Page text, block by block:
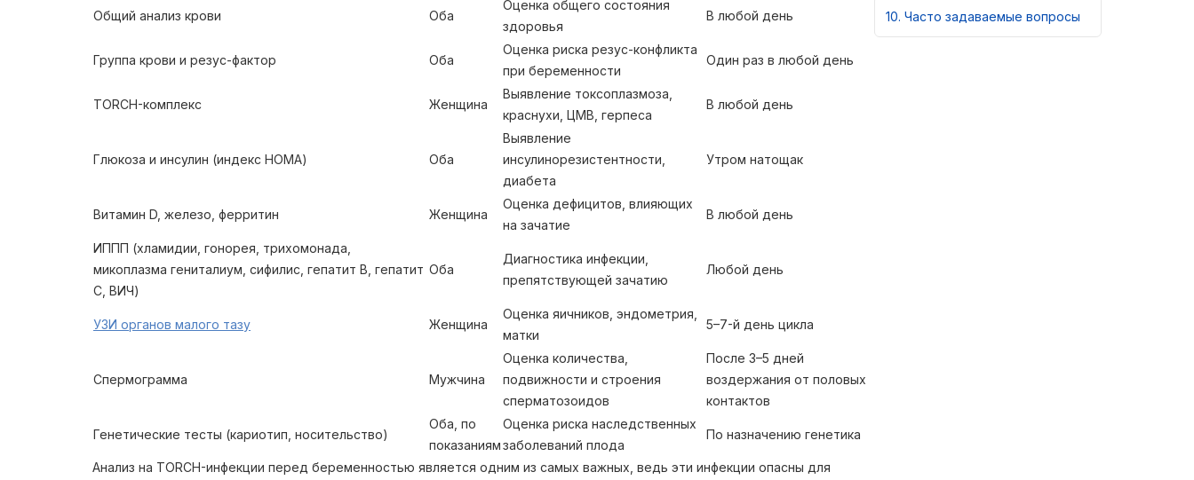
Общий анализ крови Оба
Оценка общего состояния
здоровья
В любой день
Группа крови и резус-фактор Оба
Оценка риска резус-конфликта
при беременности
Один раз в любой день
TORCH-комплекс Женщина
Выявление токсоплазмоза,
краснухи, ЦМВ, герпеса
В любой день
Глюкоза и инсулин (индекс НОМА) Оба
Выявление
инсулинорезистентности,
диабета
Утром натощак
Витамин D, железо, ферритин Женщина
Оценка дефицитов, влияющих
на зачатие
В любой день
ИППП (хламидии, гонорея, трихомонада,
микоплазма гениталиум, сифилис, гепатит В, гепатит
С, ВИЧ)
Оба
Диагностика инфекции,
препятствующей зачатию
Любой день
УЗИ органов малого тазу Женщина
Оценка яичников, эндометрия,
матки
5–7-й день цикла
Спермограмма Мужчина
Оценка количества,
подвижности и строения
сперматозоидов
После 3–5 дней
воздержания от половых
контактов
Генетические тесты (кариотип, носительство)
Оба, по
показаниям
Оценка риска наследственных
заболеваний плода
По назначению генетика
Анализ на TORCH-инфекции перед беременностью является одним из самых важных, ведь эти инфекции опасны для
10 Часто задаваемые вопросы